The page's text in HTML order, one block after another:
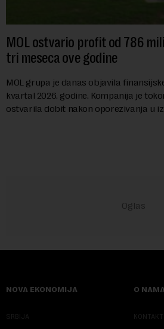
MOL ostvario profit od 786
tri meseca ove godine
MOL grupa je danas objavila
kvartal 2026. godine. Kompanija je
ostvarila dobit nakon oporezivanja u
NOVA EKONOMIJA
SRBIJA
O NAMA
KONTAKT